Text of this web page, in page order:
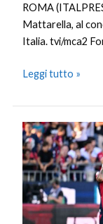
ROMA
Mattarella, al
Italia. tvi/mca2
Leggi tutto »
Udinese-
Cagliari
1-
1,
a
Borrelli